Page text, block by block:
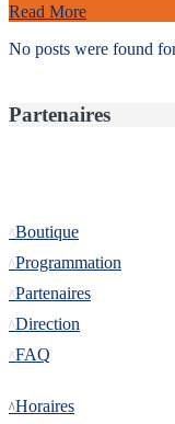
Read More
No posts were found
Partenaires
Boutique
Programmation
Partenaires
Direction
FAQ
Horaires